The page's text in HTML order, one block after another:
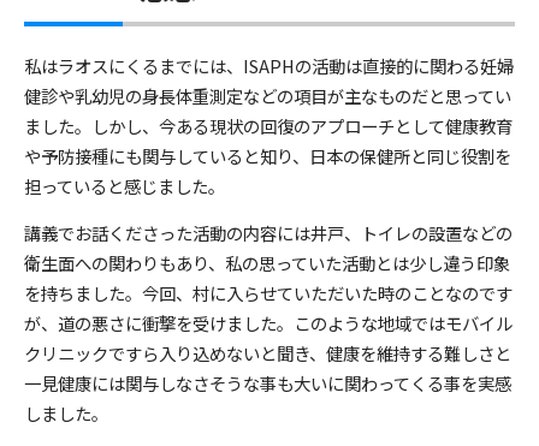
私はラオスにくるまでには、ISAPHの活動は直接的に関わる妊婦
健診や乳幼児の身長体重測定などの項目が主なものだと思ってい
ました。しかし、今ある現状の回復のアプローチとして健康教育
や予防接種にも関与していると知り、日本の保健所と同じ役割を
担っていると感じました。
講義でお話くださった活動の内容には井戸、トイレの設置などの
衛生面への関わりもあり、私の思っていた活動とは少し違う印象
を持ちました。今回、村に入らせていただいた時のことなのです
が、道の悪さに衝撃を受けました。このような地域ではモバイル
クリニックですら入り込めないと聞き、健康を維持する難しさと
一見健康には関与しなさそうな事も大いに関わってくる事を実感
しました。